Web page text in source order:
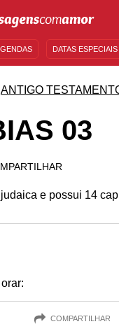
DATAS ESPECIAIS
ANTIGO
03
e possui 14
COMPARTILHAR